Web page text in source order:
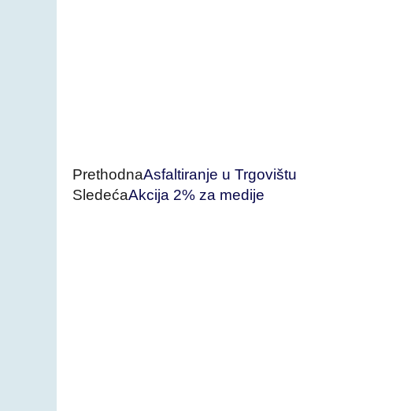
PrethodnaAsfaltiranje u Trgovištu
SledećaAkcija 2% za medije